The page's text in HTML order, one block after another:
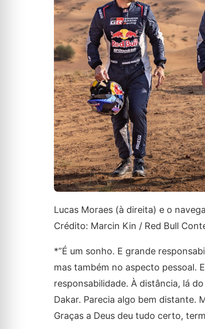
Lucas Moraes (à direita) e o
Crédito: Marcin Kin / Red Bull
*”É um sonho. E grande
mas também no aspecto pessoal.
responsabilidade. À distância, lá
Dakar. Parecia algo bem distante.
Graças a Deus deu tudo certo,